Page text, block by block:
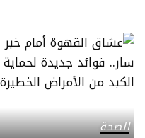
الصحة